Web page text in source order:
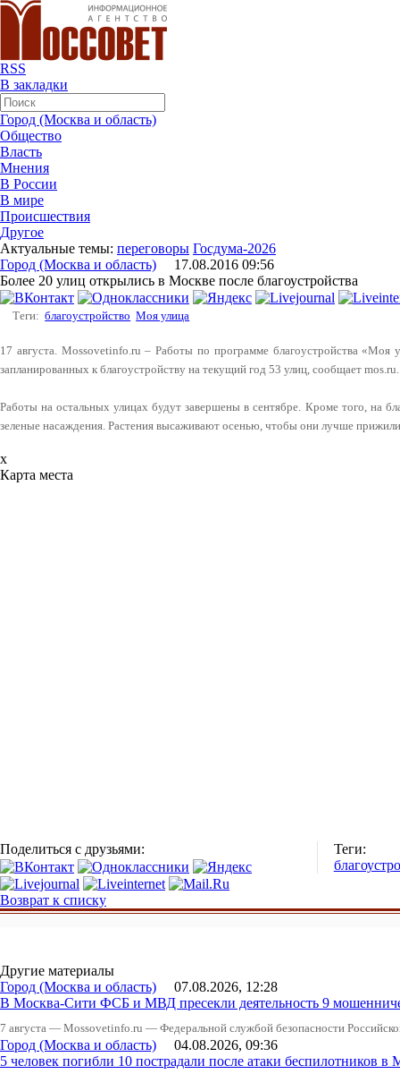
RSS
В закладки
Город (Москва и область)
Общество
Власть
Мнения
В России
В мире
Происшествия
Другое
Актуальные темы: переговоры Госдума-2026
Город (Москва и область) 17.08.2016 09:56
Более 20 улиц открылись в Москве после благоустройства
Теги: благоустройство Моя улица
17 августа. Mossovetinfo.ru – Работы по программе благоустройства «Моя
запланированных к благоустройству на текущий год 53 улиц, сообщает mos.ru.
Работы на остальных улицах будут завершены в сентябре. Кроме того, на
зеленые насаждения. Растения высаживают осенью, чтобы они лучше
x
Карта места
Поделиться с друзьями:
Теги:
Возврат к списку
Другие материалы
Город (Москва и область) 07.08.2026, 12:28
В Москва-Сити ФСБ и МВД пресекли деятельность 9
7 августа — Mossovetinfo.ru — Федеральной службой безопасности
Город (Москва и область) 04.08.2026, 09:36
5 человек погибли 10 пострадали после атаки беспилотников в